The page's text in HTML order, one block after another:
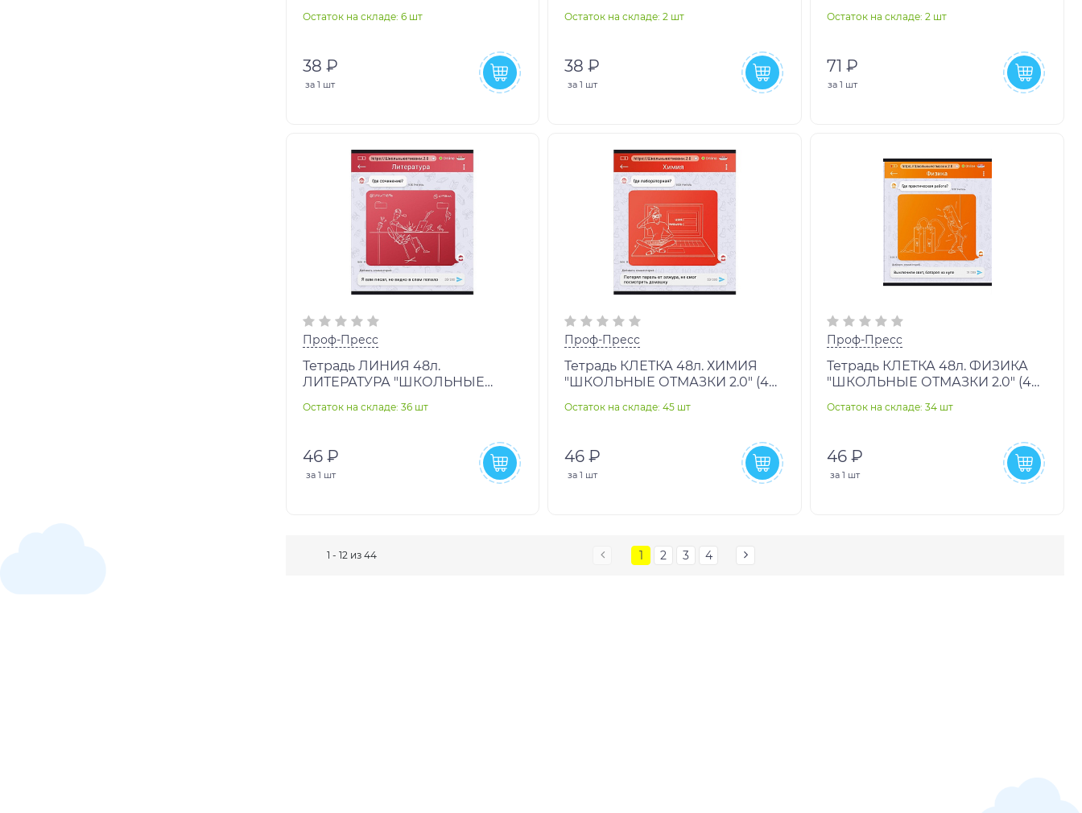
Остаток на складе: 6 шт
38 ₽
за 1 шт
Остаток на складе: 2 шт
38 ₽
за 1 шт
материалом, офсет, н
Остаток на складе: 2 шт
71 ₽
за1 шт
Проф-Пресс
Тетрадь ЛИНИЯ 48л.
ЛИТЕРАТУРА "ШКОЛЬНЫЕ
Остаток на складе: 36 шт
46 ₽
за 1 шт
Проф-Пресс
Тетрадь КЛЕТКА 48л. ХИМИЯ
"ШКОЛЬНЫЕ ОТМАЗКИ 2.0" (48-
Остаток на складе: 45 шт
46 ₽
за1 шт
Проф-Пресс
Тетрадь КЛЕТКА 48л. ФИЗИКА
"ШКОЛЬНЫЕ ОТМАЗКИ 2.0" (48-
Остаток на складе: 34 шт
46 ₽
за1 шт
1 2 3 4
1 - 12 из 44